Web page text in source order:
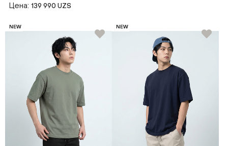
Цена: 139 990 UZS
NEW NEW